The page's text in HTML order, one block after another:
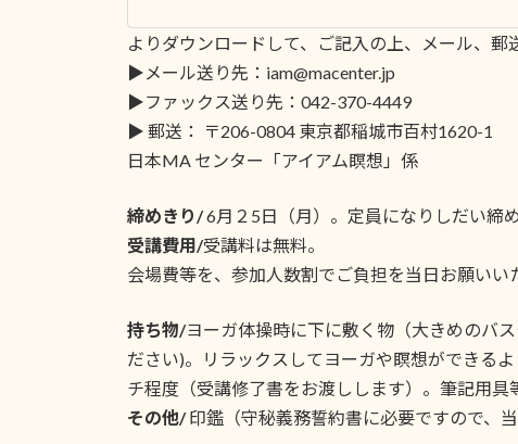
よりダウンロードして、ご記入の上、メール、郵
▶メール送り先：iam@macenter.jp
▶ファックス送り先：042-370-4449
▶ 郵送： 〒206-0804 東京都稲城市百村1620-1
日本MA センター「アイアム瞑想」係
締めきり/6月２5日（月）。定員になりしだい締め
受講費用/受講料は無料。
会場費等を、参加人数割でご負担を当日お願いい
持ち物/ヨーガ体操時に下に敷く物（大きめのバ
ださい)。リラックスしてヨーガや瞑想ができる
チ程度（受講修了書をお渡しします）。筆記用具
その他/印鑑（守秘義務誓約書に必要ですので、当